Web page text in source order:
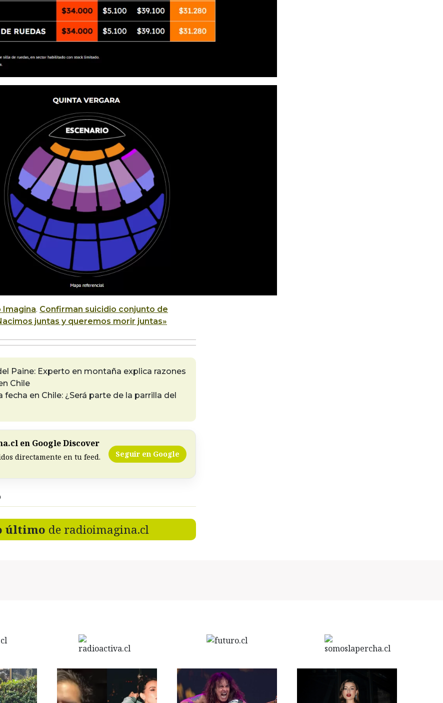
Imagina. Confirman suicidio conjunto de
juntas y queremos morir juntas»
Paine: Experto en montaña explica razones
Chile
en Chile: ¿Será parte de la parrilla del
en Google Discover
directamente en tu feed. Seguir en Google
último de radioimagina.cl